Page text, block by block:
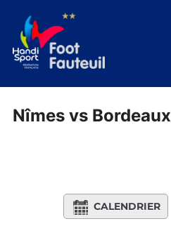
contenu
Nîmes vs Bordeaux
CALENDRIER